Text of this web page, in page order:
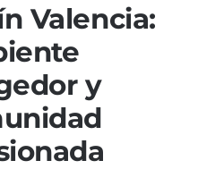
Valencia:
y